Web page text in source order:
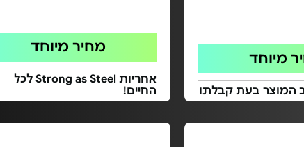
מיוחד
המוצר בעת קבלתו
מחיר מיוחד
אחריות Strong as Steel לכל
החיים!